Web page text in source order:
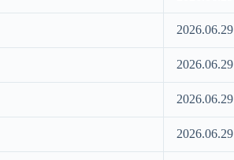
2026.06.29
2026.06.29
2026.06.29
2026.06.29